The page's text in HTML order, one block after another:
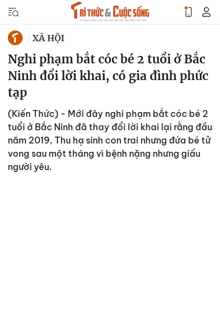
XÃ HỘI
Nghi phạm bắt cóc bé 2 tuổi ở Bắc
Ninh đổi lời khai, có gia đình phức
tạp
(Kiến Thức) - Mới đây nghi phạm bắt cóc bé 2
tuổi ở Bắc Ninh đã thay đổi lời khai lại rằng đầu
năm 2019, Thu hạ sinh con trai nhưng đứa bé tử
vong sau một tháng vì bệnh nặng nhưng giấu
người yêu.